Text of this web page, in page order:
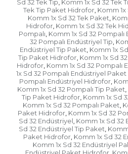
Sd 32 Tek Tip Komm 1x Sd 32 Tek
Tek Tip Paket Hidrofor, Komm
Komm 1x Sd 32 Tek Paket
Hidrofor, Komm 1x Sd 32 Tek
Pompalı Komm 1x Sd 32 Pompalı
32 Pompalı Endüstriyel Tip
Endüstriyel Tip Paket Komm 1x
Tip Paket Hidrofor Komm 1x Sd
Hidrofor Komm 1x Sd 32 Pompalı
1x Sd 32 Pompalı Endüstriyel
Pompalı Endüstriyel Hidrofor
Komm 1x Sd 32 Pompalı Tip Paket
Tip Paket Hidrofor Komm 1x Sd
Komm 1x Sd 32 Pompalı Paket
Paket Hidrofor, Komm 1x Sd 32
Sd 32 Endüstriyel Komm 1x Sd 32
Sd 32 Endüstriyel Tip Paket
Paket Hidrofor, Komm 1x Sd 32
Komm 1x Sd 32 Endüstriyel
Endüstriyel Paket Hidrofor